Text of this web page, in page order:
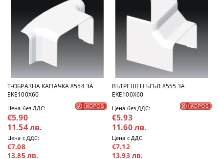
Т-ОБРАЗНА КАПАЧКА 8554 ЗА
EKE100X60
Цена без ДДС:
€5.90
11.54 лв.
Цена с ДДС:
€7.08
13.85 лв.
ВЪТРЕШЕН ЪГЪЛ 8555 ЗА
EKE100X60
Цена без ДДС:
€5.93
11.60 лв.
Цена с ДДС:
€7.12
13.93 лв.